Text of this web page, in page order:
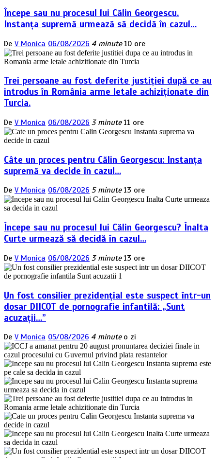
Începe sau nu procesul lui Călin Georgescu.
Instanța supremă urmează să decidă în cazul…
De V Monica 06/08/2026 4 minute 10 ore
Trei persoane au fost deferite justiției după ce au
introdus în România arme letale achiziționate din
Turcia.
De V Monica 06/08/2026 3 minute 11 ore
Câte un proces pentru Călin Georgescu: Instanța
supremă va decide în cazul…
De V Monica 06/08/2026 5 minute 13 ore
Începe sau nu procesul lui Călin Georgescu? Înalta
Curte urmează să decidă în cazul…
De V Monica 06/08/2026 3 minute 13 ore
Un fost consilier prezidențial este suspect într-un
dosar DIICOT de pornografie infantilă: „Sunt
acuzații…”
De V Monica 05/08/2026 4 minute o zi